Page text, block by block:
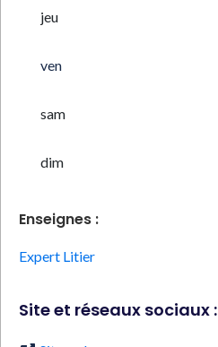
jeu
ven
sam
dim
Enseignes :
Expert Litier
Site et réseaux sociaux :